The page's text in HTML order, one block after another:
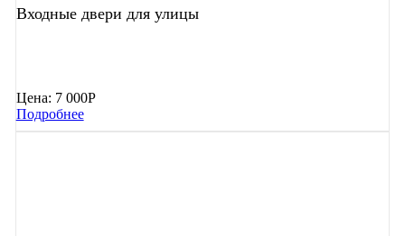
Входные двери для улицы
Цена: 7 000Р
Подробнее